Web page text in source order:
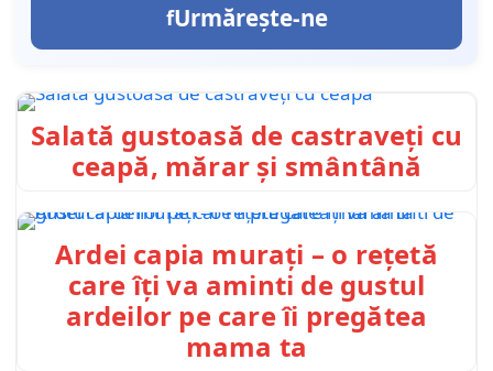
Urmărește-ne
Salată gustoasă de castraveți cu
ceapă, mărar și smântână
Ardei capia murați – o rețetă
care îți va aminti de gustul
ardeilor pe care îi pregătea
mama ta